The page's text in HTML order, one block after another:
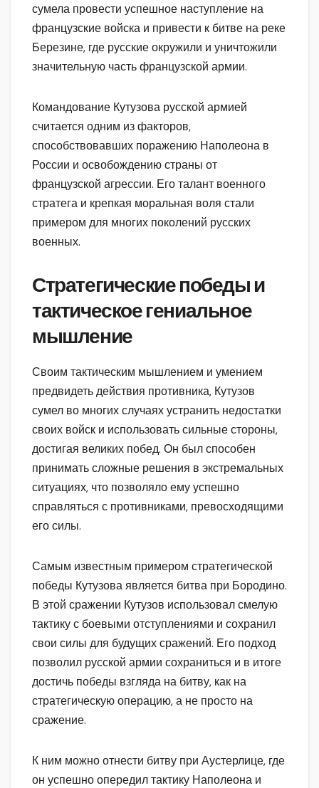
сумела провести успешное наступление на
французские войска и привести к битве на реке
Березине, где русские окружили и уничтожили
значительную часть французской армии.
Командование Кутузова русской армией
считается одним из факторов,
способствовавших поражению Наполеона в
России и освобождению страны от
французской агрессии. Его талант военного
стратега и крепкая моральная воля стали
примером для многих поколений русских
военных.
Стратегические победы и
тактическое гениальное
мышление
Своим тактическим мышлением и умением
предвидеть действия противника, Кутузов
сумел во многих случаях устранить недостатки
своих войск и использовать сильные стороны,
достигая великих побед. Он был способен
принимать сложные решения в экстремальных
ситуациях, что позволяло ему успешно
справляться с противниками, превосходящими
его силы.
Самым известным примером стратегической
победы Кутузова является битва при Бородино.
В этой сражении Кутузов использовал смелую
тактику с боевыми отступлениями и сохранил
свои силы для будущих сражений. Его подход
позволил русской армии сохраниться и в итоге
достичь победы взгляда на битву, как на
стратегическую операцию, а не просто на
сражение.
К ним можно отнести битву при Аустерлице, где
он успешно опередил тактику Наполеона и